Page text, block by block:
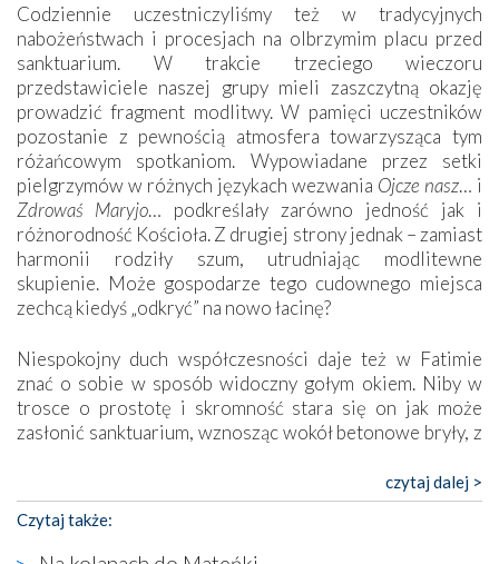
Codziennie uczestniczyliśmy też w tradycyjnych
nabożeństwach i procesjach na olbrzymim placu przed
sanktuarium. W trakcie trzeciego wieczoru
przedstawiciele naszej grupy mieli zaszczytną okazję
prowadzić fragment modlitwy. W pamięci uczestników
pozostanie z pewnością atmosfera towarzysząca tym
różańcowym spotkaniom. Wypowiadane przez setki
pielgrzymów w różnych językach wezwania Ojcze nasz… i
Zdrowaś Maryjo… podkreślały zarówno jedność jak i
różnorodność Kościoła. Z drugiej strony jednak – zamiast
harmonii rodziły szum, utrudniając modlitewne
skupienie. Może gospodarze tego cudownego miejsca
zechcą kiedyś „odkryć” na nowo łacinę?
Niespokojny duch współczesności daje też w Fatimie
znać o sobie w sposób widoczny gołym okiem. Niby w
trosce o prostotę i skromność stara się on jak może
zasłonić sanktuarium, wznosząc wokół betonowe bryły, z
katolickiego kultu. Tylko co wspólnego z żywą,
autentyczną wiarą mogą mieć płaskie, szare bunkry albo
kaplice, w których Tabernakulum przypomina bardziej
skrzynkę na narzędzia? Albo co powiedzieć o ustawionym
czytaj dalej >
Czytaj także: